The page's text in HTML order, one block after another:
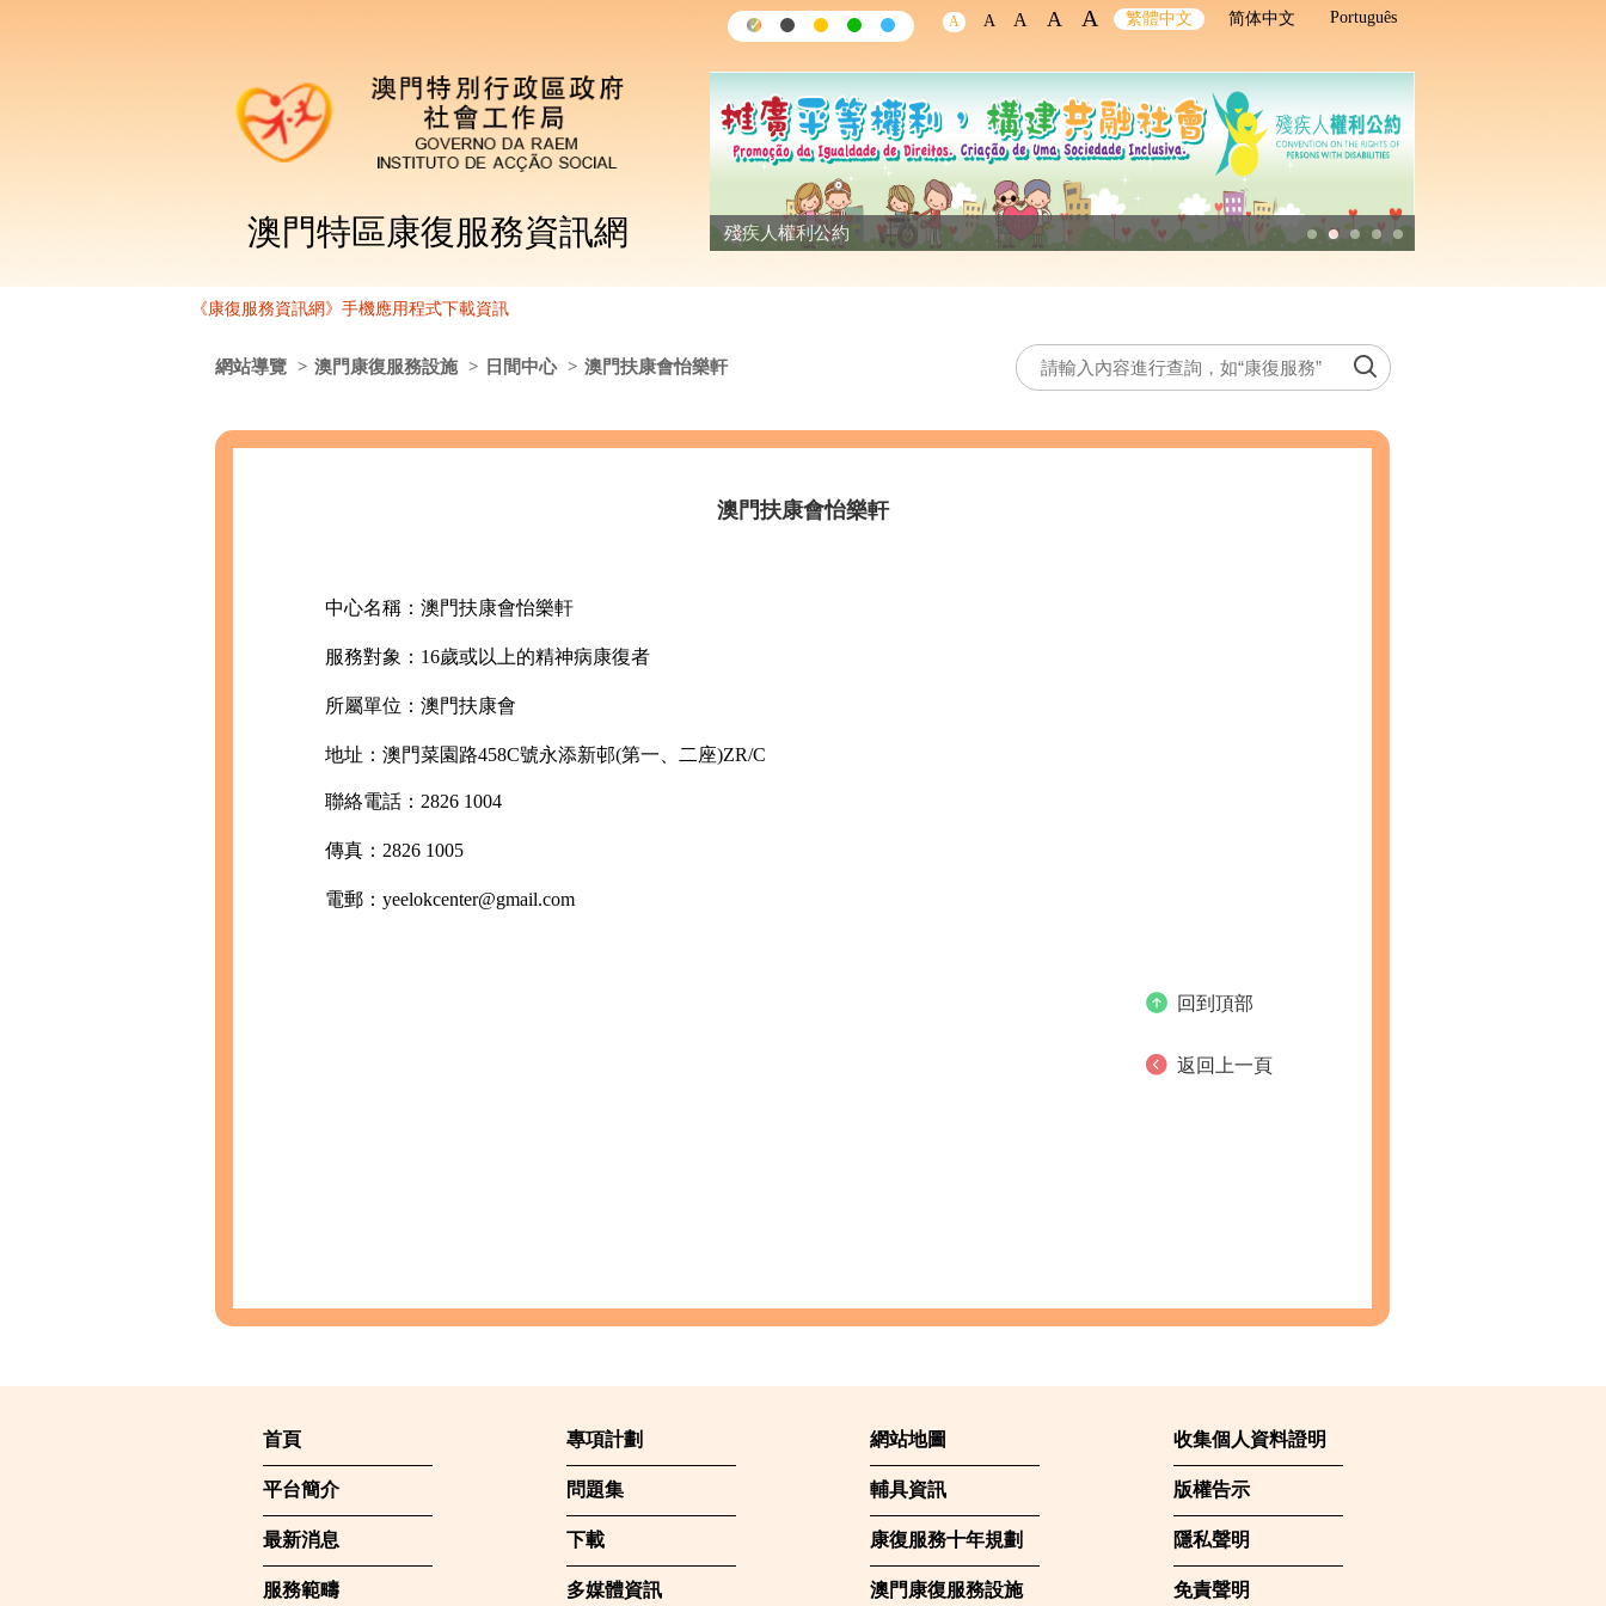
Português
简体中文
繁體中文
A A A A A
✓ ✓ ✓ ✓ ✓
澳門特區康復服務資訊網 殘疾人權利公約
《康復服務資訊網》手機應用程式下載資訊
網站導覽 > 澳門康復服務設施 > 日間中心 > 澳門扶康會怡樂軒
澳門扶康會怡樂軒
中心名稱：澳門扶康會怡樂軒
服務對象：16歲或以上的精神病康復者
所屬單位：澳門扶康會
地址：澳門菜園路458C號永添新邨(第一、二座)ZR/C
聯絡電話：2826 1004
傳真：2826 1005
電郵：yeelokcenter@gmail.com
回到頂部
返回上一頁
首頁
平台簡介
最新消息
服務範疇
專項計劃
問題集
下載
多媒體資訊
網站地圖
輔具資訊
康復服務十年規劃
澳門康復服務設施
收集個人資料證明
版權告示
隱私聲明
免責聲明